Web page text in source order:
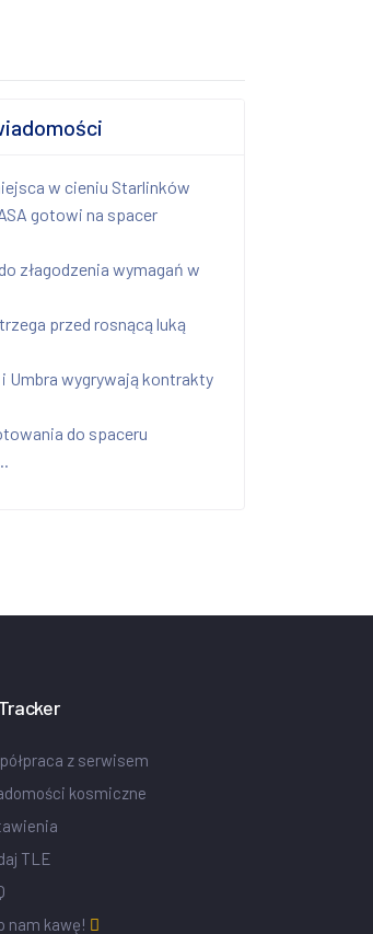
w cieniu Starlinków
gotowi na spacer
złagodzenia wymagań w
przed rosnącą luką
i Umbra wygrywają kontrakty
do spaceru
z serwisem
kosmiczne
TLE
nam kawę!